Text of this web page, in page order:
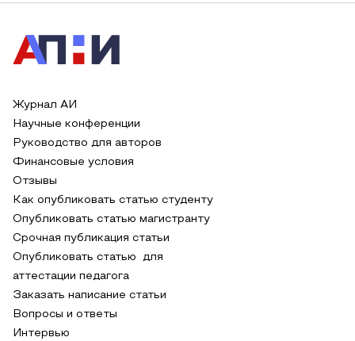
Журнал АИ
Научные конференции
Руководство для авторов
Финансовые условия
Отзывы
Как опубликовать статью студенту
Опубликовать статью магистранту
Срочная публикация статьи
Опубликовать статью для
аттестации педагога
Заказать написание статьи
Вопросы и ответы
Интервью